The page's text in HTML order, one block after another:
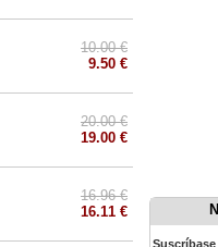
10.00 €
9.50 €
20.00 €
19.00 €
16.96 €
16.11 €